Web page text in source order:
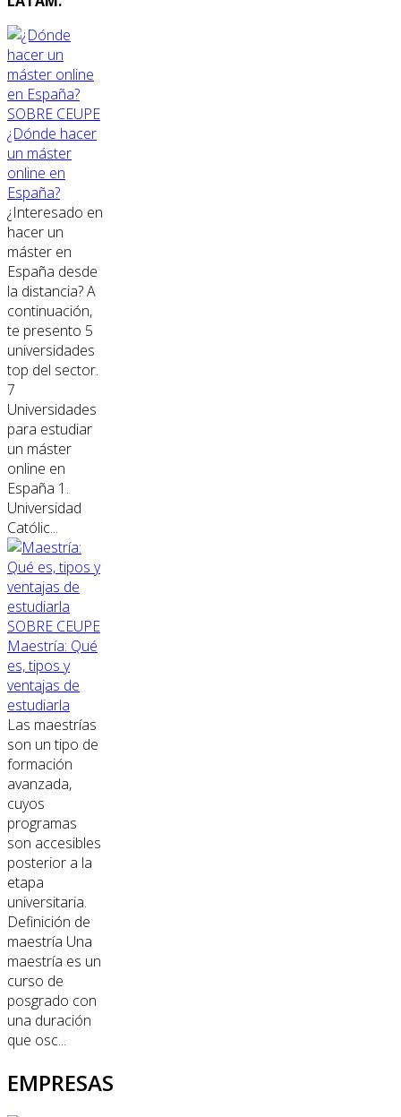
SOBRE CEUPE
¿Dónde hacer
un máster
online en
España?
¿Interesado en
hacer un
máster en
España desde
la distancia? A
continuación,
te presento 5
universidades
top del sector.
7
Universidades
para estudiar
un máster
online en
España 1.
Universidad
Católic...
SOBRE CEUPE
Maestría: Qué
es, tipos y
ventajas de
estudiarla
Las maestrías
son un tipo de
formación
avanzada,
cuyos
programas
son accesibles
posterior a la
etapa
universitaria.
Definición de
maestría Una
maestría es un
curso de
posgrado con
una duración
que osc...
EMPRESAS